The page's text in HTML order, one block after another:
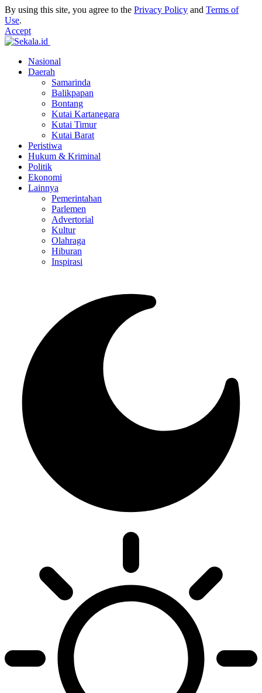
By using this site, you agree to the Privacy Policy and Terms of
Use.
Accept
Nasional
Daerah
Samarinda
Balikpapan
Bontang
Kutai Kartanegara
Kutai Timur
Kutai Barat
Peristiwa
Hukum & Kriminal
Politik
Ekonomi
Lainnya
Pemerintahan
Parlemen
Advertorial
Kultur
Olahraga
Hiburan
Inspirasi